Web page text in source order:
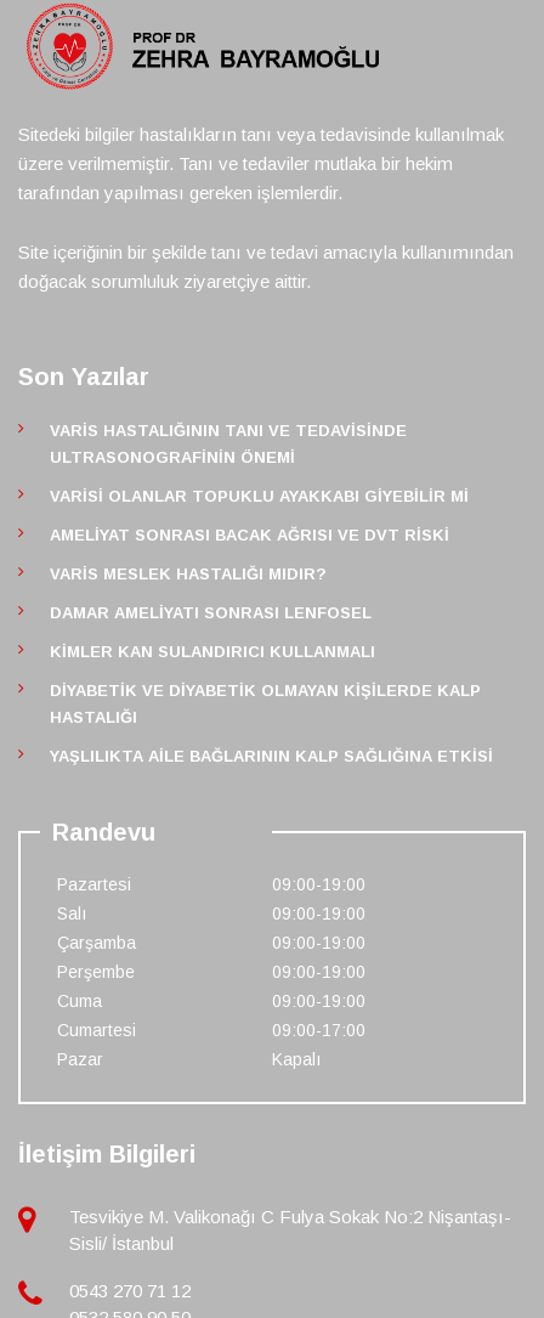
Sitedeki bilgiler hastalıkların tanı veya tedavisinde kullanılmak
üzere verilmemiştir. Tanı ve tedaviler mutlaka bir hekim
tarafından yapılması gereken işlemlerdir.
Site içeriğinin bir şekilde tanı ve tedavi amacıyla kullanımından
doğacak sorumluluk ziyaretçiye aittir.
Son Yazılar
VARIS HASTALIĞININ TANI VE TEDAVISINDE
ULTRASONOGRAFININ ÖNEMI
VARISI OLANLAR TOPUKLU AYAKKABI GIYEBILIR MI
AMELIYAT SONRASI BACAK AĞRISI VE DVT RISKI
VARIS MESLEK HASTALIĞI MIDIR?
DAMAR AMELIYATI SONRASI LENFOSEL
KIMLER KAN SULANDIRICI KULLANMALI
DIYABETIK VE DIYABETIK OLMAYAN KIŞILERDE KALP
HASTALIĞI
YAŞLILIKTA AILE BAĞLARININ KALP SAĞLIĞINA ETKISI
Randevu
Pazartesi
09:00-19:00
Salı
09:00-19:00
Çarşamba
09:00-19:00
Perşembe
09:00-19:00
Cuma
09:00-19:00
Cumartesi
09:00-17:00
Pazar
Kapalı
İletişim Bilgileri
Tesvikiye M. Valikonağı C Fulya Sokak No:2 Nişantaşı-
Sisli/ İstanbul
0543 270 71 12